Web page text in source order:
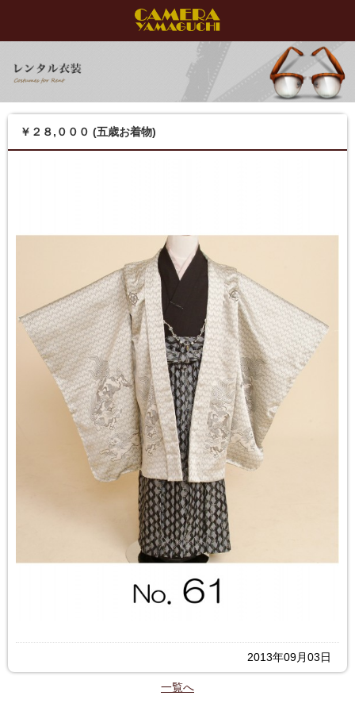
￥２８,０００ (五歳お着物)
2013年09月03日
一覧へ